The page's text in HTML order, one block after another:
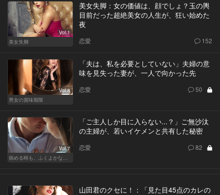
Vol.1
美女失脚
美女失脚：女の価値は、顔でしょ？玉の輿
目前だった超絶美女の人生が、狂い始めた
夜
恋愛 152
Vol.8
男女の賞味期限
「夫は、私を必要としていない」夫婦の意
味を見失った妻が、一人で向かった先
恋愛 50
Vol.7
病める時も、ふくよかなる時も
「ご主人しか目に入らない...？」ご無沙汰
の主婦が、若いイケメンと共有した秘密
恋愛 82
山田君のクセに！：「見た目45点のカレの